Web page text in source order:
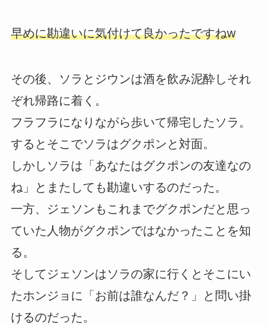
早めに勘違いに気付けて良かったですねw
その後、ソラとジウンは酒を飲み泥酔しそれ
ぞれ帰路に着く。
フラフラになりながら歩いて帰宅したソラ。
するとそこでソラはグクポンと対面。
しかしソラは「あなたはグクポンの友達なの
ね」とまたしても勘違いするのだった。
一方、ジェソンもこれまでグクポンだと思っ
ていた人物がグクポンではなかったことを知
る。
そしてジェソンはソラの家に行くとそこにい
たホンジョに「お前は誰なんだ？」と問い掛
けるのだった。